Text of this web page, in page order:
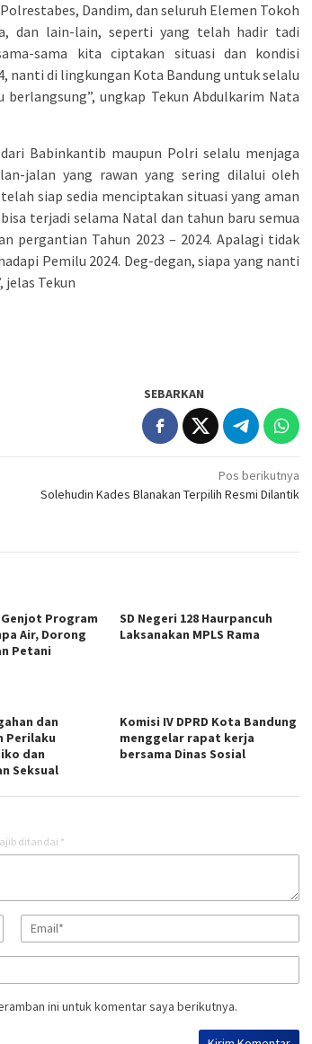
Dandim, dan seluruh Elemen Tokoh
dan lain-lain, seperti yang telah hadir tadi
sama kita ciptakan situasi dan kondisi
nanti di lingkungan Kota Bandung untuk selalu
ungkap Tekun Abdulkarim Nata
Babinkantib maupun Polri selalu menjaga
jalan yang rawan yang sering dilalui oleh
siap sedia menciptakan situasi yang aman
terjadi selama Natal dan tahun baru semua
pergantian Tahun 2023 – 2024. Apalagi tidak
Pemilu 2024. Deg-degan, siapa yang nanti
jelas Tekun
SEBARKAN
Pos berikutnya
Solehudin Kades Blanakan Terpilih Resmi Dilantik
Program
Air, Dorong
Petani
SD Negeri 128 Haurpancuh
Laksanakan MPLS Rama
dan
Perilaku
dan
Seksual
Komisi IV DPRD Kota Bandung
menggelar rapat kerja
bersama Dinas Sosial
ditandai *
ini untuk komentar saya berikutnya.